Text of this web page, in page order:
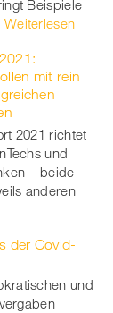
Beispiele
Weiterlesen
mit rein
2021 richtet
und
– beide
anderen
der Covid-
und